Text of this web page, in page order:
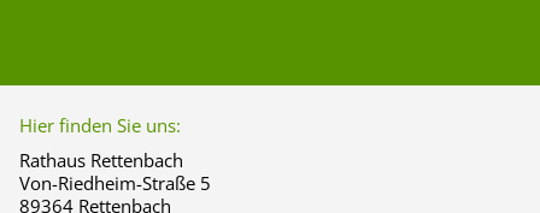
Hier finden Sie uns:
Rathaus Rettenbach
Von-Riedheim-Straße 5
89364 Rettenbach